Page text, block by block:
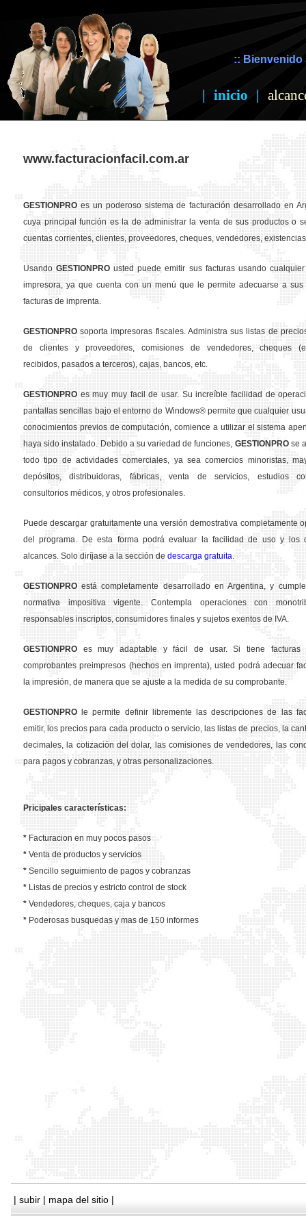
:: Bienvenido
| inicio |
www.facturacionfacil.com.ar
GESTION PRO es un poderoso sistema de facturación desarrollado en
cuya principal función es la de administrar la venta de sus productos o
cuentas corrientes, clientes, proveedores, cheques, vendedores,
Usando GESTION PRO usted puede emitir sus facturas usando
impresora, ya que cuenta con un menú que le permite adecuarse a sus
facturas de imprenta.
GESTION PRO soporta impresoras fiscales. Administra sus listas de
de clientes y proveedores, comisiones de vendedores, cheques
recibidos, pasados a terceros), cajas, bancos, etc.
GESTION PRO es muy muy facil de usar. Su increíble facilidad de
pantallas sencillas bajo el entorno de Windows® permite que cualquier
conocimientos previos de computación, comience a utilizar el sistema
haya sido instalado. Debido a su variedad de funciones, GESTION PROse
todo tipo de actividades comerciales, ya sea comercios minoristas,
depósitos, distribuidoras, fábricas, venta de servicios, estudios
consultorios médicos, y otros profesionales.
Puede descargar gratuitamente una versión demostrativa completamente
del programa. De esta forma podrá evaluar la facilidad de uso y los
alcances. Solo diríjase a la sección de descarga gratuita.
GESTION PRO está completamente desarrollado en Argentina, y
normativa impositiva vigente. Contempla operaciones con
responsables inscriptos, consumidores finales y sujetos exentos de IVA.
GESTION PRO es muy adaptable y fácil de usar. Si tiene facturas
comprobantes preimpresos (hechos en imprenta), usted podrá adecuar
la impresión, de manera que se ajuste a la medida de su comprobante.
GESTION PRO le permite definir libremente las descripciones de las
emitir, los precios para cada producto o servicio, las listas de precios, la
decimales, la cotización del dolar, las comisiones de vendedores, las
para pagos y cobranzas, y otras personalizaciones.
Pricipales características:
* Facturacion en muy pocos pasos
* Venta de productos y servicios
* Sencillo seguimiento de pagos y cobranzas
* Listas de precios y estricto control de stock
* Vendedores, cheques, caja y bancos
* Poderosas busquedas y mas de 150 informes
| subir | mapa del sitio |